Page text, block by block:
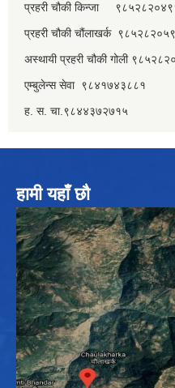
प्रहरी चौकी किन्जा
प्रहरी चौकी चौंलाखर्क
अस्थायी प्रहरी चौकी गोली
एम्बुलेन्स सेवा ९८४१७४३८८१
ह. स. चा.९८४४३७२७१५
हामी यहाँ छौ